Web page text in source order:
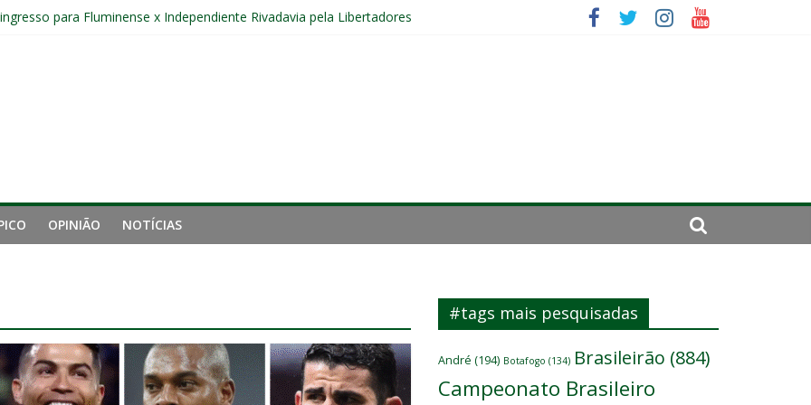
para Fluminense x Independiente Rivadavia pela Libertadores
OPINIÃO NOTÍCIAS
#tags mais pesquisadas
André (194) Botafogo (134) Brasileirão (884)
Campeonato Brasileiro